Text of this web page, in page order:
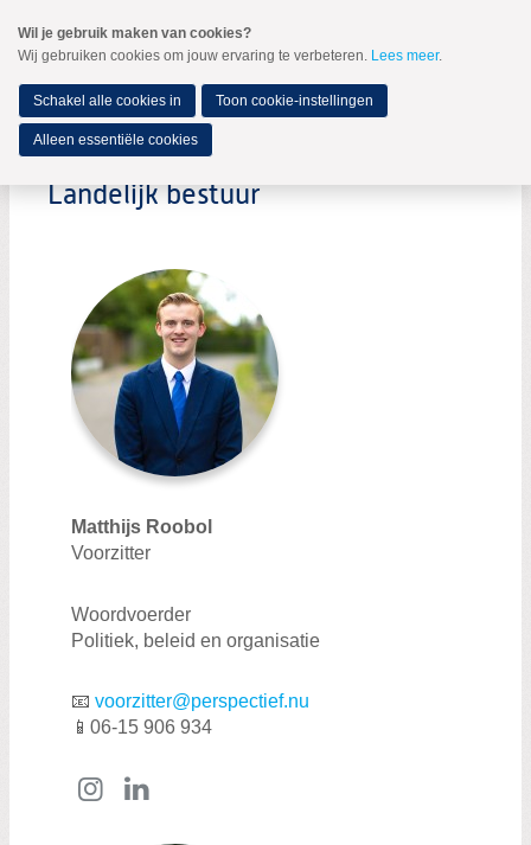
naar
Spring
de
inhoud
Spring
naar
hoofdmenu
MENU
Landelijk bestuur
Raad van Advies
Vertrouwenspersoon
Financieel
Zoeken:
Landelijk bestuur
Matthijs Roobol
Voorzitter
Woordvoerder
Politiek, beleid en organisatie
📧 voorzitter@perspectief.nu
📱06-15 906 934
Instagram
Wil je gebruik maken van cookies?
Wij gebruiken cookies om jouw ervaring te verbeteren. Lees meer.
Schakel alle cookies in Toon cookie-instellingen
Alleen essentiële cookies